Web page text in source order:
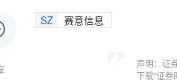
SZ 赛意信息
声明：证
下载"证券